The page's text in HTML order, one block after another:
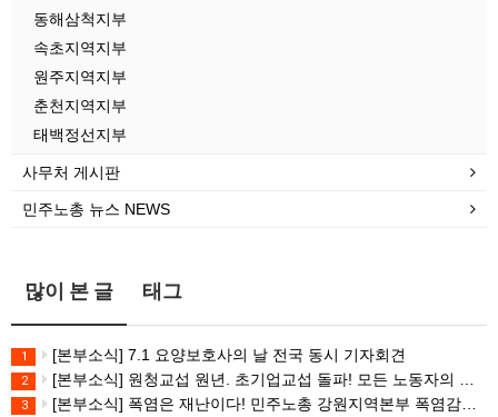
동해삼척지부
속초지역지부
원주지역지부
춘천지역지부
태백정선지부
사무처 게시판
민주노총 뉴스 NEWS
많이 본 글 태그
1 [본부소식] 7.1 요양보호사의 날 전국 동시 기자회견
2 [본부소식] 원청교섭 원년. 초기업교섭 돌파! 모든 노동자의 노동기본권 쟁취! 민주노총 7.15 총파업대회
3 [본부소식] 폭염은 재난이다! 민주노총 강원지역본부 폭염감시단 선포 기자회견